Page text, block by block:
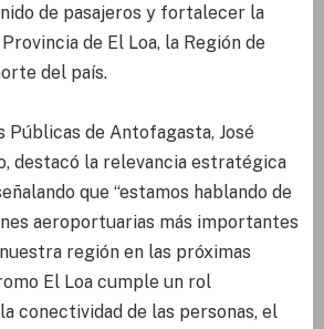
de pasajeros y fortalecer la
de El Loa, la Región de
del país.
Públicas de Antofagasta, José
destacó la relevancia estratégica
que “estamos hablando de
aeroportuarias más importantes
región en las próximas
El Loa cumple un rol
conectividad de las personas, el